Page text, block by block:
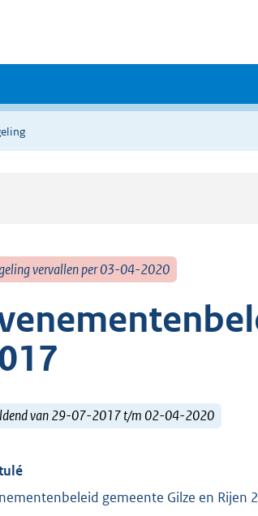
vervallen per 03-04-2020
van 29-07-2017 t/m 02-04-2020
gemeente Gilze en Rijen